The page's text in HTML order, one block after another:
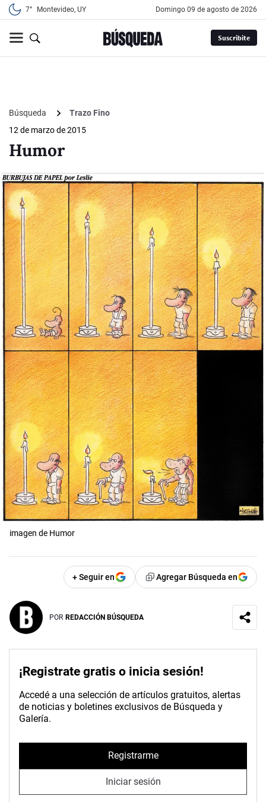
7° Montevideo, UY domingo 09 de agosto de 2026
Suscribite
Búsqueda
Trazo Fino
12 de marzo de 2015
Humor
imagen de Humor
+ Seguir en Agregar Búsqueda en
POR REDACCIÓN BÚSQUEDA
¡Registrate gratis o inicia sesión!
Accedé a una selección de artículos gratuitos, alertas
de noticias y boletines exclusivos de Búsqueda y
Galería.
Registrarme
Iniciar sesión